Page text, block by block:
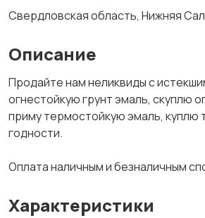
Свердловская область, Нижняя
Описание
Продайте нам неликвиды с
огнестойкую грунт эмаль, скуплю
приму термостойкую эмаль, куплю
годности.
Оплата наличным и безналичным
Характеристики